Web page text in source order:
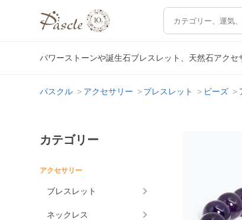
パワーストーンや誕生石ブレスレット、天然石アクセ
パスクル アクセサリー ブレスレット ビーズ
カテゴリー
アクセサリー
ブレスレット
ネックレス